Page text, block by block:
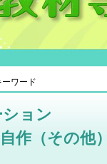
ワード
ョン
作（その他